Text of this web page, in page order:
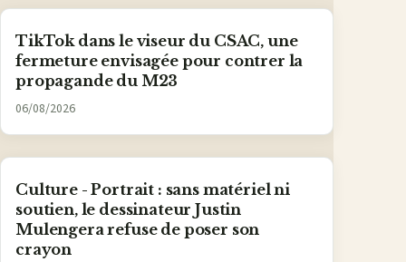
TikTok dans le viseur du CSAC, une
fermeture envisagée pour contrer la
propagande du M23
06/08/2026
Culture - Portrait : sans matériel ni
soutien, le dessinateur Justin
Mulengera refuse de poser son
crayon